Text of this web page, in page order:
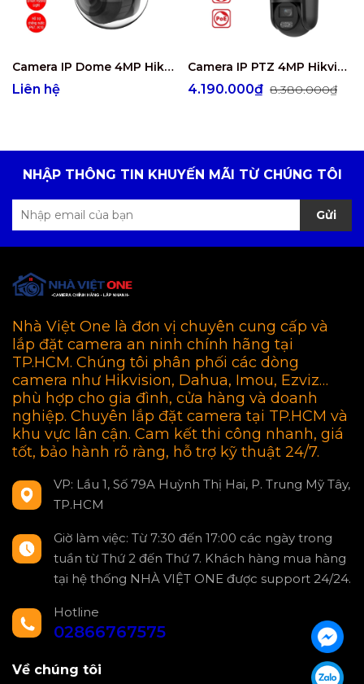
Camera IP Dome 4MP Hikvision DS-2CD2743G2-LIZS2U
Liên hệ
Camera IP PTZ 4MP Hikvision DS-2SE3C404MWG-E/14
4.190.000₫ 8.380.000₫
NHẬP THÔNG TIN KHUYẾN MÃI TỪ CHÚNG TÔI
Gửi
Nhà Việt One là đơn vị chuyên cung cấp và
lắp đặt camera an ninh chính hãng tại
TP.HCM. Chúng tôi phân phối các dòng
camera như Hikvision, Dahua, Imou, Ezviz…
phù hợp cho gia đình, cửa hàng và doanh
nghiệp. Chuyên lắp đặt camera tại TP.HCM và
khu vực lân cận. Cam kết thi công nhanh, giá
tốt, bảo hành rõ ràng, hỗ trợ kỹ thuật 24/7.
VP: Lầu 1, Số 79A Huỳnh Thị Hai, P. Trung Mỹ Tây,
TP.HCM
Giờ làm việc: Từ 7:30 đến 17:00 các ngày trong
tuần từ Thứ 2 đến Thứ 7. Khách hàng mua hàng
tại hệ thống NHÀ VIỆT ONE được support 24/24.
Hotline
02866767575
Về chúng tôi